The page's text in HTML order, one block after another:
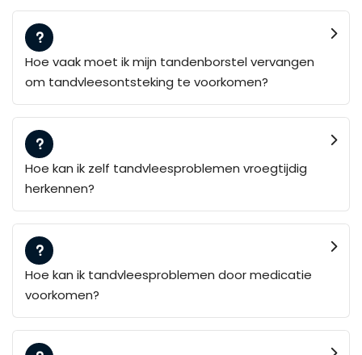
Hoe vaak moet ik mijn tandenborstel vervangen
om tandvleesontsteking te voorkomen?
Hoe kan ik zelf tandvleesproblemen vroegtijdig
herkennen?
Hoe kan ik tandvleesproblemen door medicatie
voorkomen?